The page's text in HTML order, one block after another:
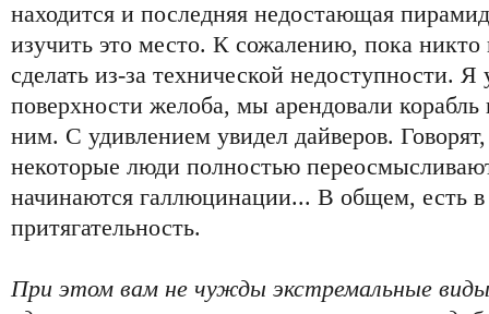
находится и последняя недостающая
изучить это место. К сожалению, пока никто
сделать из-за технической недоступности.
поверхности желоба, мы арендовали
ним. С удивлением увидел дайверов.
некоторые люди полностью
начинаются галлюцинации... В общем, есть в
притягательность.
При этом вам не чужды экстремальные